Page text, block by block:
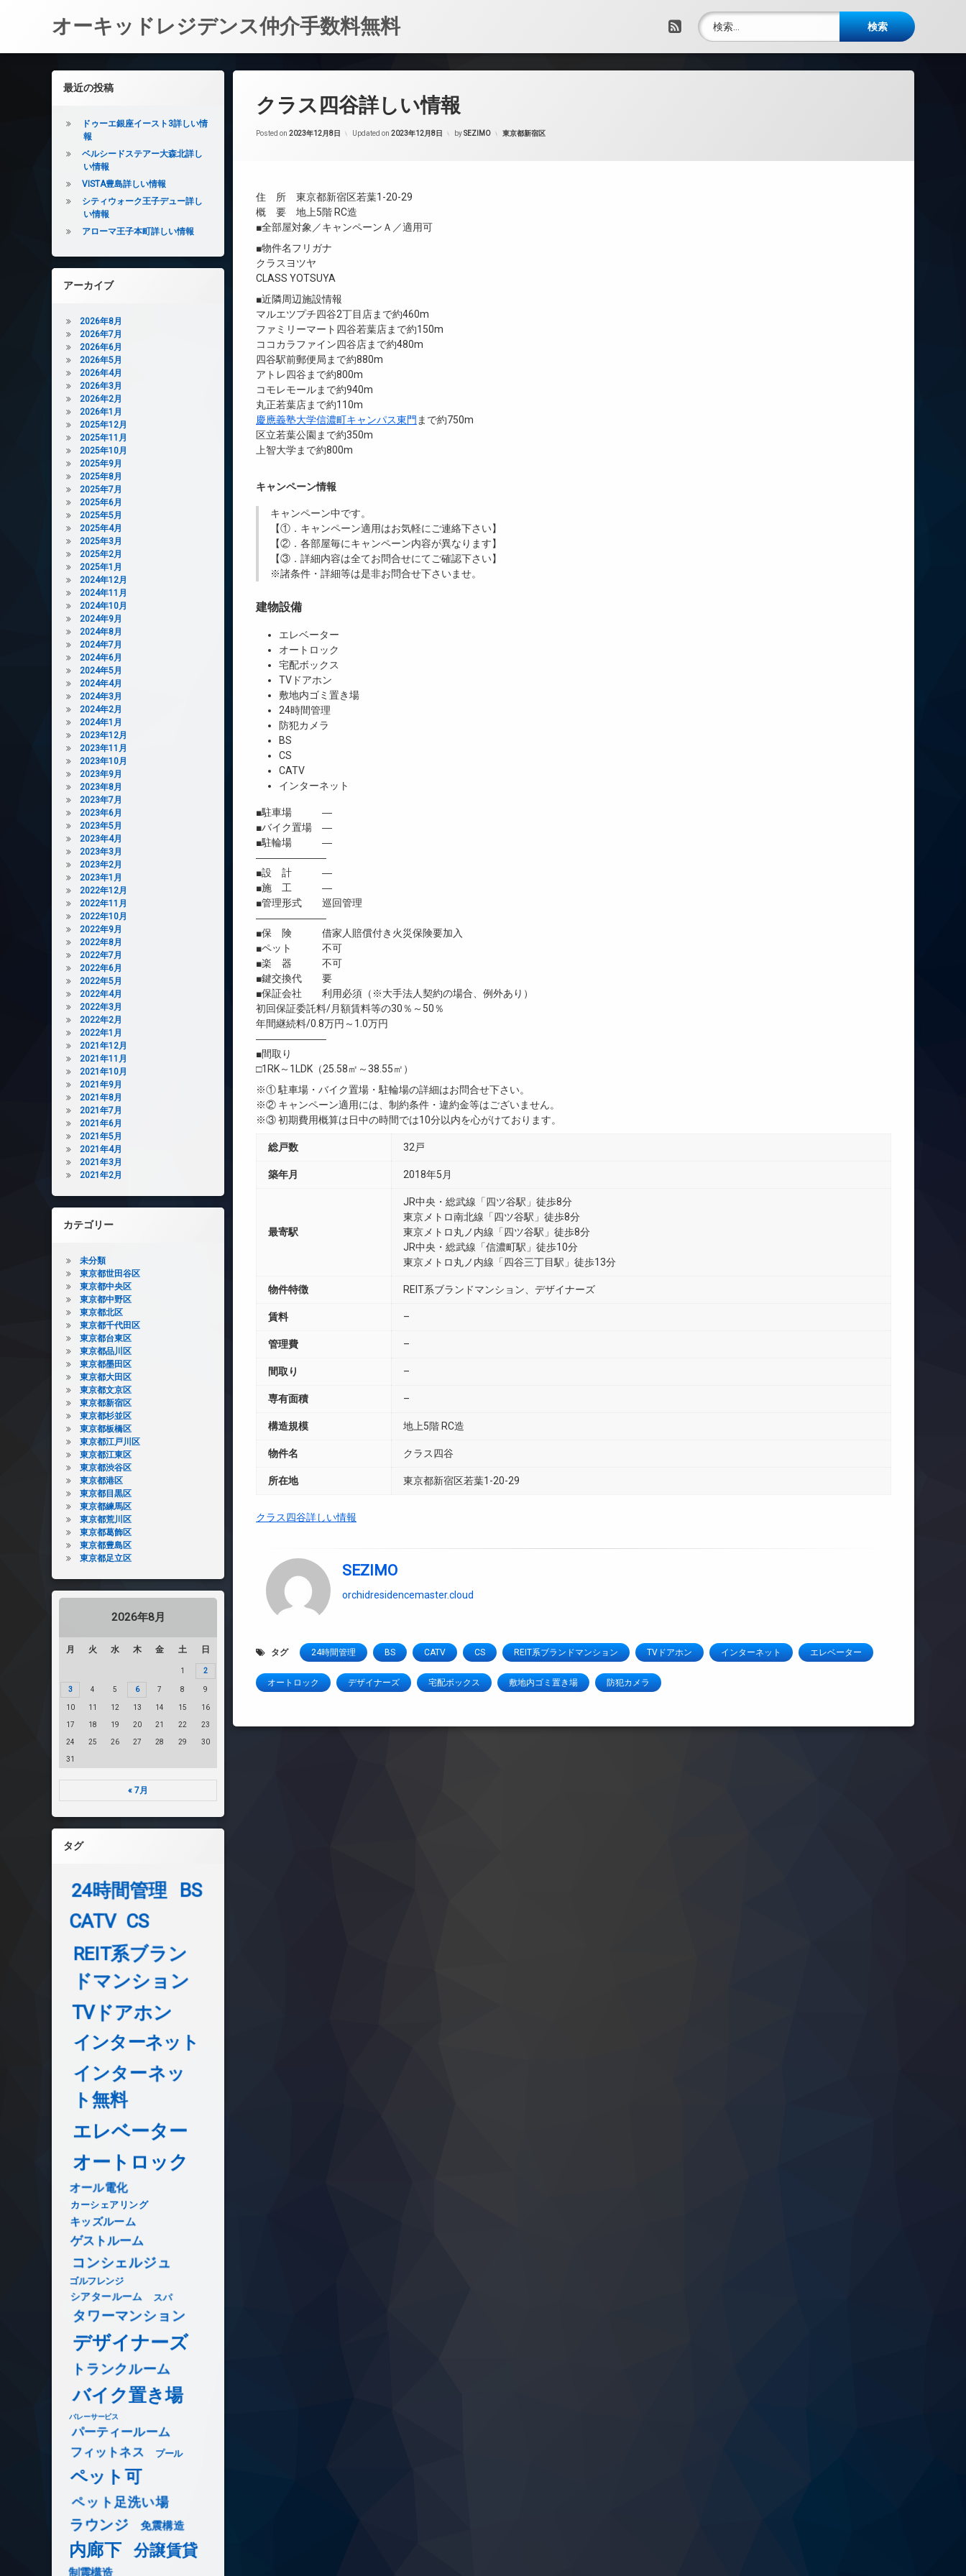
オーキッドレジデンス仲介手数料無料 RSS
検索:
クラス四谷詳しい情報
Posted on 2023年12月8日 Updated on 2023年12月8日 bySEZIMO カテゴリー:
東京都新宿区
住 所 東京都新宿区若葉1-20-29
概 要 地上5階 RC造
■全部屋対象／キャンペーンＡ／適用可
■物件名フリガナ
クラスヨツヤ
CLASS YOTSUYA
■近隣周辺施設情報
マルエツプチ四谷2丁目店まで約460m
ファミリーマート四谷若葉店まで約150m
ココカラファイン四谷店まで約480m
四谷駅前郵便局まで約880m
アトレ四谷まで約800m
コモレモールまで約940m
丸正若葉店まで約110m
慶應義塾大学信濃町キャンパス東門 まで約750m
区立若葉公園まで約350m
上智大学まで約800m
キャンペーン情報
キャンペーン中です。
【①．キャンペーン適用はお気軽にご連絡下さい】
【②．各部屋毎にキャンペーン内容が異なります】
【③．詳細内容は全てお問合せにてご確認下さい】
※諸条件・詳細等は是非お問合せ下さいませ。
建物設備
エレベーター
オートロック
宅配ボックス
TVドアホン
敷地内ゴミ置き場
24時間管理
防犯カメラ
BS
CS
CATV
インターネット
■駐車場 ―
■バイク置場 ―
■駐輪場 ―
―――――――
■設 計 ―
■施 工 ―
■管理形式 巡回管理
―――――――
■保 険 借家人賠償付き火災保険要加入
■ペット 不可
■楽 器 不可
■鍵交換代 要
■保証会社 利用必須（※大手法人契約の場合、例外あり）
初回保証委託料/月額賃料等の30％～50％
年間継続料/0.8万円～1.0万円
―――――――
■間取り
□1RK～1LDK（25.58㎡～38.55㎡）
※① 駐車場・バイク置場・駐輪場の詳細はお問合せ下さい。
※② キャンペーン適用には、制約条件・違約金等はございません。
※③ 初期費用概算は日中の時間では10分以内を心がけております。
総戸数 32戸
築年月 2018年5月
最寄駅
JR中央・総武線「四ツ谷駅」徒歩8分
東京メトロ南北線「四ツ谷駅」徒歩8分
東京メトロ丸ノ内線「四ツ谷駅」徒歩8分
JR中央・総武線「信濃町駅」徒歩10分
東京メトロ丸ノ内線「四谷三丁目駅」徒歩13分
物件特徴 REIT系ブランドマンション、デザイナーズ
賃料 –
管理費 –
間取り –
専有面積 –
構造規模 地上5階 RC造
物件名 クラス四谷
所在地 東京都新宿区若葉1-20-29
クラス四谷詳しい情報
SEZIMO
orchidresidencemaster.cloud
タグ 24時間管理 BS CATV CS REIT系ブランドマンション TVドアホン インターネット エレベーター
オートロック デザイナーズ 宅配ボックス 敷地内ゴミ置き場 防犯カメラ
左サイドバー
最近の投稿
ドゥーエ銀座イースト3詳しい情
報
ベルシードステアー大森北詳し
い情報
VISTA豊島詳しい情報
シティウォーク王子デュー詳し
い情報
アローマ王子本町詳しい情報
アーカイブ
2026年8月
2026年7月
2026年6月
2026年5月
2026年4月
2026年3月
2026年2月
2026年1月
2025年12月
2025年11月
2025年10月
2025年9月
2025年8月
2025年7月
2025年6月
2025年5月
2025年4月
2025年3月
2025年2月
2025年1月
2024年12月
2024年11月
2024年10月
2024年9月
2024年8月
2024年7月
2024年6月
2024年5月
2024年4月
2024年3月
2024年2月
2024年1月
2023年12月
2023年11月
2023年10月
2023年9月
2023年8月
2023年7月
2023年6月
2023年5月
2023年4月
2023年3月
2023年2月
2023年1月
2022年12月
2022年11月
2022年10月
2022年9月
2022年8月
2022年7月
2022年6月
2022年5月
2022年4月
2022年3月
2022年2月
2022年1月
2021年12月
2021年11月
2021年10月
2021年9月
2021年8月
2021年7月
2021年6月
2021年5月
2021年4月
2021年3月
2021年2月
カテゴリー
未分類
東京都世田谷区
東京都中央区
東京都中野区
東京都北区
東京都千代田区
東京都台東区
東京都品川区
東京都墨田区
東京都大田区
東京都文京区
東京都新宿区
東京都杉並区
東京都板橋区
東京都江戸川区
東京都江東区
東京都渋谷区
東京都港区
東京都目黒区
東京都練馬区
東京都荒川区
東京都葛飾区
東京都豊島区
東京都足立区
2026年8月
月 火 水 木 金 土 日
1 2
3 4 5 6 7 8 9
10 11 12 13 14 15 16
17 18 19 20 21 22 23
24 25 26 27 28 29 30
31
« 7月
タグ
24時間管理
BS
CATV CS
REIT系ブラン
ドマンション
TVドアホン
インターネット
インターネッ
ト無料
エレベーター
オートロック
オール電化
カーシェアリング
キッズルーム
ゲストルーム
コンシェルジュ
ゴルフレンジ
シアタールーム スパ
タワーマンション
デザイナーズ
トランクルーム
バイク置き場
バレーサービス
パーティールーム
フィットネス プール
ペット可
ペット足洗い場
ラウンジ 免震構造
内廊下 分譲賃貸
制震構造